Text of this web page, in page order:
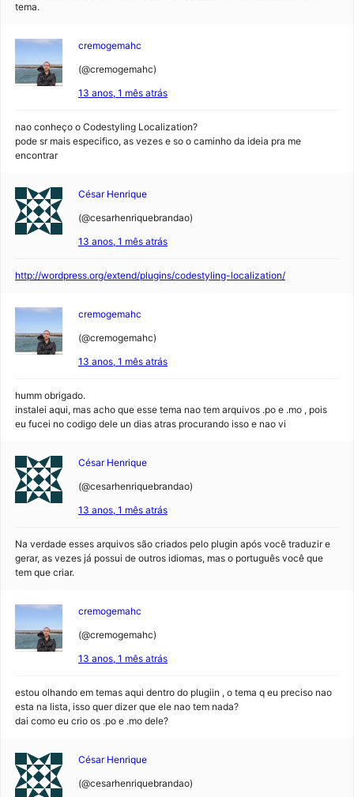
tema.
cremogemahc
(@cremogemahc)
13 anos, 1 mês atrás
nao conheço o Codestyling Localization?
pode sr mais especifico, as vezes e so o caminho da ideia pra me
encontrar
César Henrique
(@cesarhenriquebrandao)
13 anos, 1 mês atrás
http://wordpress.org/extend/plugins/codestyling-localization/
cremogemahc
(@cremogemahc)
13 anos, 1 mês atrás
humm obrigado.
instalei aqui, mas acho que esse tema nao tem arquivos .po e .mo , pois
eu fucei no codigo dele un dias atras procurando isso e nao vi
César Henrique
(@cesarhenriquebrandao)
13 anos, 1 mês atrás
Na verdade esses arquivos são criados pelo plugin após você traduzir e
gerar, as vezes já possui de outros idiomas, mas o português você que
tem que criar.
cremogemahc
(@cremogemahc)
13 anos, 1 mês atrás
estou olhando em temas aqui dentro do plugiin , o tema q eu preciso nao
esta na lista, isso quer dizer que ele nao tem nada?
dai como eu crio os .po e .mo dele?
César Henrique
(@cesarhenriquebrandao)